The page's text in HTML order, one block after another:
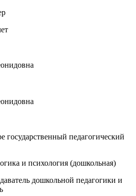
педагогический
и психология (дошкольная)
дошкольной педагогики и